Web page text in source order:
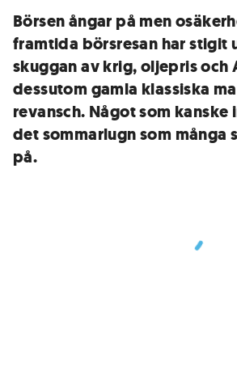
Börsen ångar på men
framtida börsresan har stigit
skuggan av krig, oljepris och
dessutom gamla klassiska
revansch. Något som
det sommarlugn som många
på.